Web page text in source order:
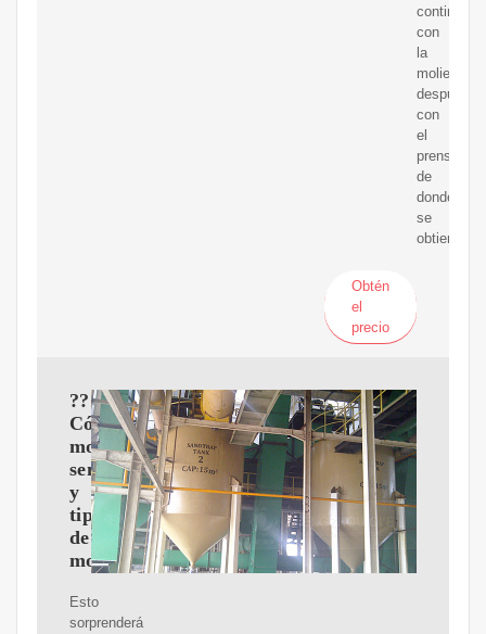
continúa
con
la
molienda,
después
con
el
prensado,
de
donde
se
obtienen
Obtén
el
precio
??
Cómo
moler
semillas
y
tipos
de
molinillo
Esto
sorprenderá